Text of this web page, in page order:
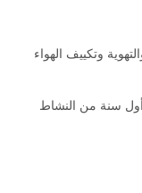
وتكييف الهواء